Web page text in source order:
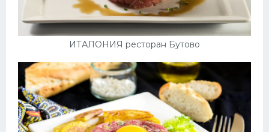
ИТАЛОНИЯ ресторан Бутово